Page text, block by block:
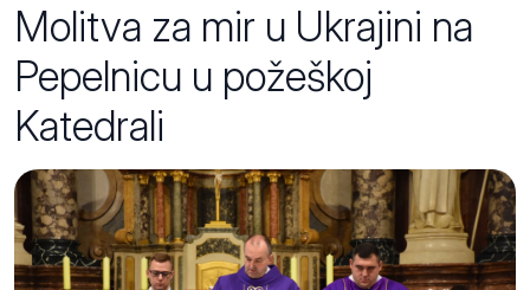
Molitva za mir u Ukrajini na
Pepelnicu u požeškoj
Katedrali